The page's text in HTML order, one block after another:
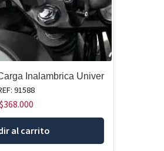
Inalambrica Univer
91588
$368.000
al carrito